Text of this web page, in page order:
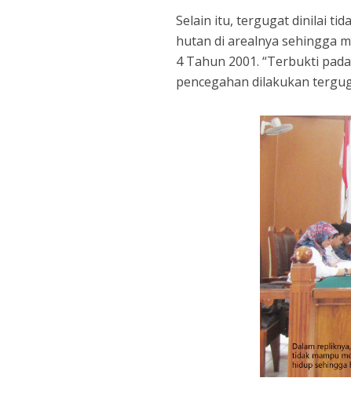
Selain itu, tergugat dinilai
hutan di arealnya sehingga
4 Tahun 2001. “Terbukti
pencegahan dilakukan